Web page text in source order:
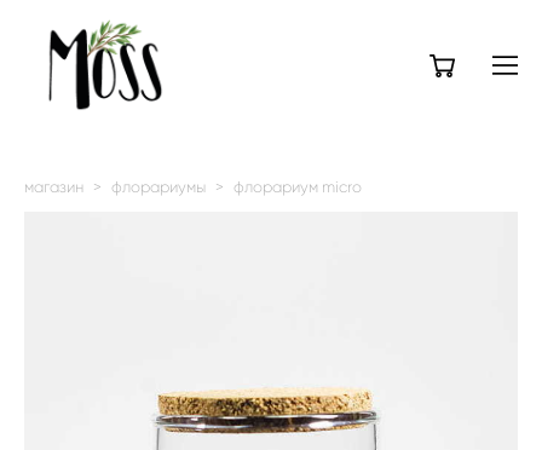
магазин > флорариумы > флорариум micro